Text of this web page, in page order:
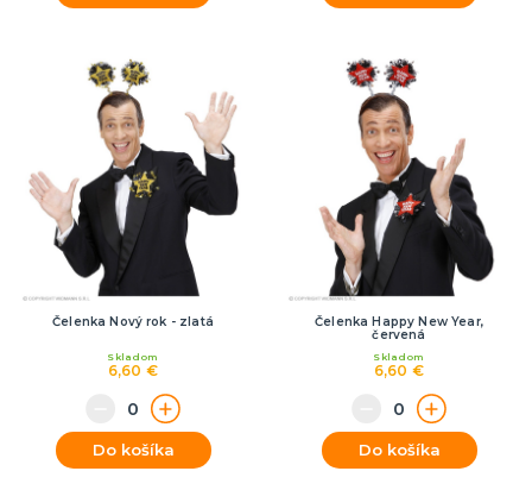
Čelenka Nový rok - zlatá
6,60 €
Skladom
Do košíka
Čelenka Happy New Year,
červená
6,60 €
Skladom
Do košíka